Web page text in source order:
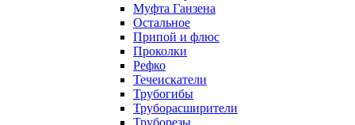
Муфта Ганзена
Остальное
Припой и флюс
Проколки
Рефко
Течеискатели
Трубогибы
Труборасширители
Труборезы